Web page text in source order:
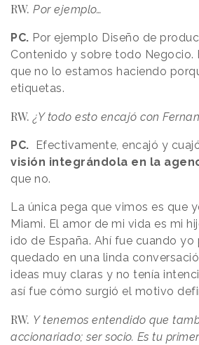
RW. Por ejemplo…
PC. Por ejemplo Diseño de
Contenido y sobre todo
que no lo estamos haciendo
etiquetas.
RW.¿Y todo esto encajó con
PC. Efectivamente, encajó y
visión integrándola en la
que no.
La única pega que vimos es que
Miami. El amor de mi vida es mi
ido de España. Ahí fue cuando
quedado en una linda
ideas muy claras y no tenía
así fue cómo surgió el motivo
RW. Y tenemos entendido que
accionariado; ser socio. Es tu